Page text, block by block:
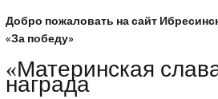
Добро пожаловать на сайт
«За победу»
«Материнская
награда